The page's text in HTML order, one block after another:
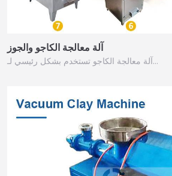
آلة معالجة الكاجو والجوز
آلة معالجة الكاجو تستخدم بشكل رئيسي لـ…